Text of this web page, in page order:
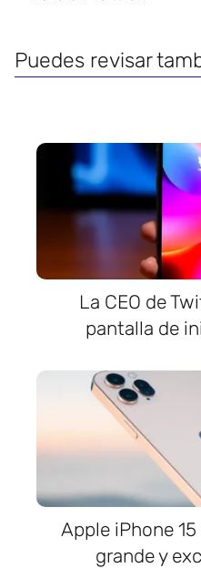
Puedes revisar
La CEO de
pantalla de
Apple iPhone
grande y